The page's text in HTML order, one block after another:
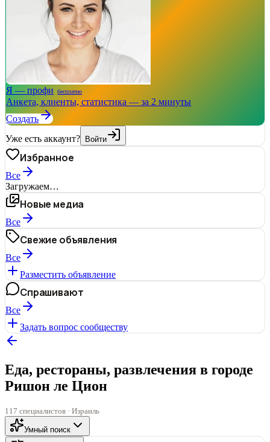
Я — профи бесплатно
Анкета, клиенты, статистика — за 2 минуты
Создать
Уже есть аккаунт? Войти
Избранное
Все
Загружаем…
Новые медиа
Все
Свежие объявления
Все
Разместить объявление
Спрашивают
Все
Задать вопрос сообществу
Еда, рестораны, развлечения в городе
Ришон ле Цион
117 специалистов · Израиль
Умный поиск